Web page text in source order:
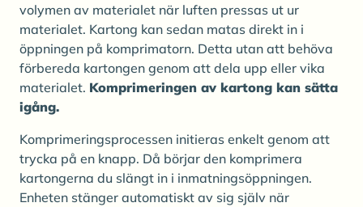
volymen av materialet när luften pressas ut ur
materialet. Kartong kan sedan matas direkt in i
öppningen på komprimatorn. Detta utan att behöva
förbereda kartongen genom att dela upp eller vika
materialet. Komprimeringen av kartong kan sätta
igång.
Komprimeringsprocessen initieras enkelt genom att
trycka på en knapp. Då börjar den komprimera
kartongerna du slängt in i inmatningsöppningen.
Enheten stänger automatiskt av sig själv när